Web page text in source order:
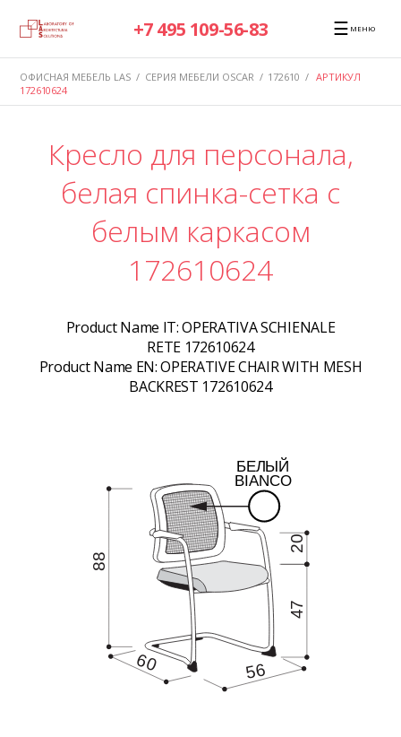
+7 495 109-56-83 ☰ МЕНЮ
ОФИСНАЯ МЕБЕЛЬ LAS / СЕРИЯ МЕБЕЛИ OSCAR / 172610 / АРТИКУЛ
172610624
Кресло для персонала,
белая спинка-сетка с
белым каркасом
172610624
Product Name IT:OPERATIVA SCHIENALE
RETE 172610624
Product Name EN:OPERATIVE CHAIR WITH MESH
BACKREST 172610624